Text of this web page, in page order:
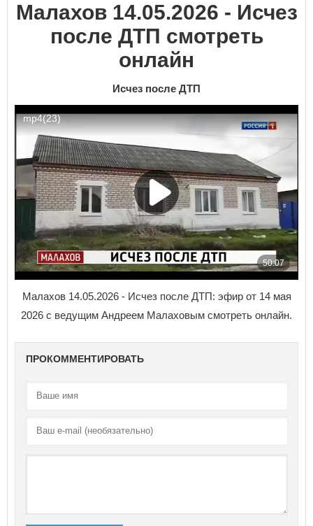
Малахов 14.05.2026 - Исчез
после ДТП смотреть
онлайн
Исчез после ДТП
Малахов 14.05.2026 - Исчез после ДТП: эфир от 14 мая
2026 с ведущим Андреем Малаховым смотреть онлайн.
ПРОКОММЕНТИРОВАТЬ